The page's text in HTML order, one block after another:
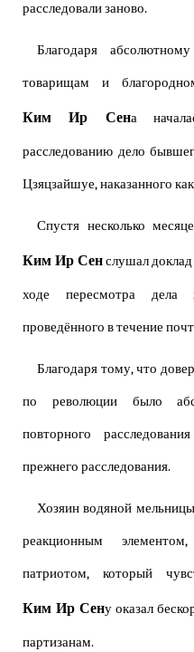
расследовали заново.
Благодаря
товарищам и
Ким Ир Сена
расследованию дело
Цзяцзайшуе, наказанного
Спустя несколько
Ким Ир Сенслушал
ходе пересмотра дела
проведённого в течение
Благодаря тому, что
по революции было
повторного
прежнего расследования.
Хозяин водяной
реакционным
патриотом, который
Ким Ир Сену оказал
партизанам.